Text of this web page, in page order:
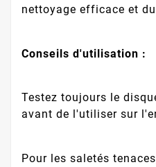
nettoyage efficace et
Conseils d'utilisation :
Testez toujours le
avant de l'utiliser sur
Pour les saletés